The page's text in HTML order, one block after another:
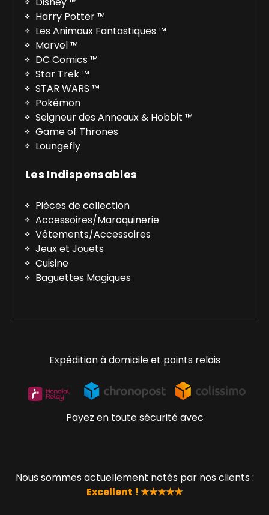
Harry Potter ™
Les Animaux Fantastiques ™
Marvel ™
DC Comics ™
Star Trek ™
STAR WARS ™
Pokémon
Seigneur des Anneaux & Hobbit ™
Game of Thrones
Loungefly
Les Indispensables
Pièces de collection
Accessoires/Maroquinerie
Vêtements/Accessoires
Jeux et Jouets
Cuisine
Baguettes Magiques
Expédition à domicile et points relais
Payez en toute sécurité avec
Nous sommes actuellement notés par nos clients :
Excellent ! ★★★★★